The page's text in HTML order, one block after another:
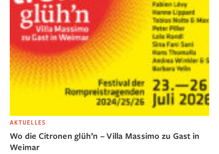
AKTUELLES
Wo die Citronen glüh’n – Villa Massimo zu Gast in
Weimar